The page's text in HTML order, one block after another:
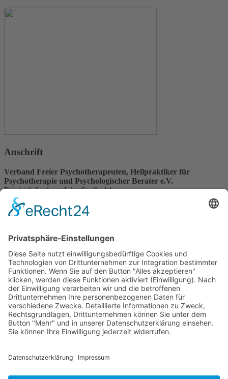
Anschrift
Verband Freier Psychotherapeuten, Heilpraktiker für
Psychotherapie und Psychologischer Berater e.V.
Friedrich-Ludwig-Jahn-Straße 14
31582 Nienburg/Weser
Service-Team
05021-8650320
Diese E-Mail-Adresse ist vor Spambots geschützt! Zur Anzeige
muss JavaScript eingeschaltet sein.
Wir sind Mitglied
Impressum
Login